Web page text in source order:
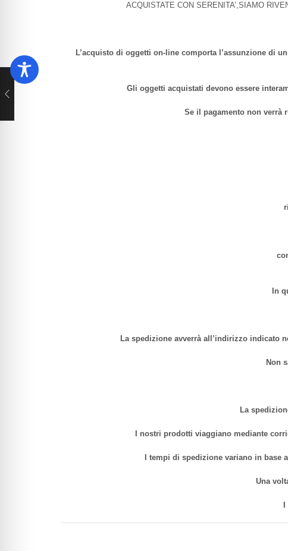
ACQUISTATE CON SERENITA’,SIAMO
L’acquisto di oggetti on-line comporta l’assunzione di
Gli oggetti acquistati devono essere
Se il pagamento non verrà
In
La spedizione avverrà all’indirizzo indicato
Non
La
I nostri prodotti viaggiano mediante
I tempi di spedizione variano in base
Una
I